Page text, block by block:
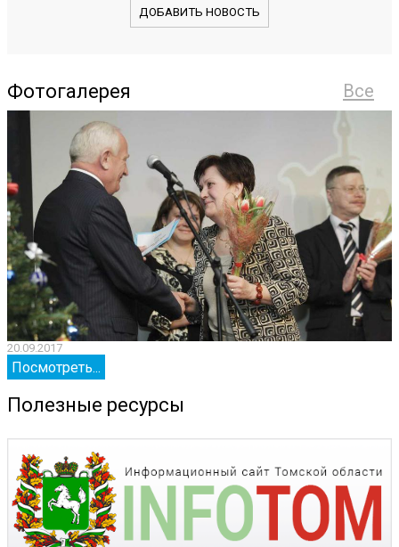
ДОБАВИТЬ НОВОСТЬ
Все
Фотогалерея
20.09.2017
Посмотреть...
Полезные ресурсы